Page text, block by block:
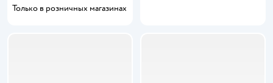
Только в розничных магазинах